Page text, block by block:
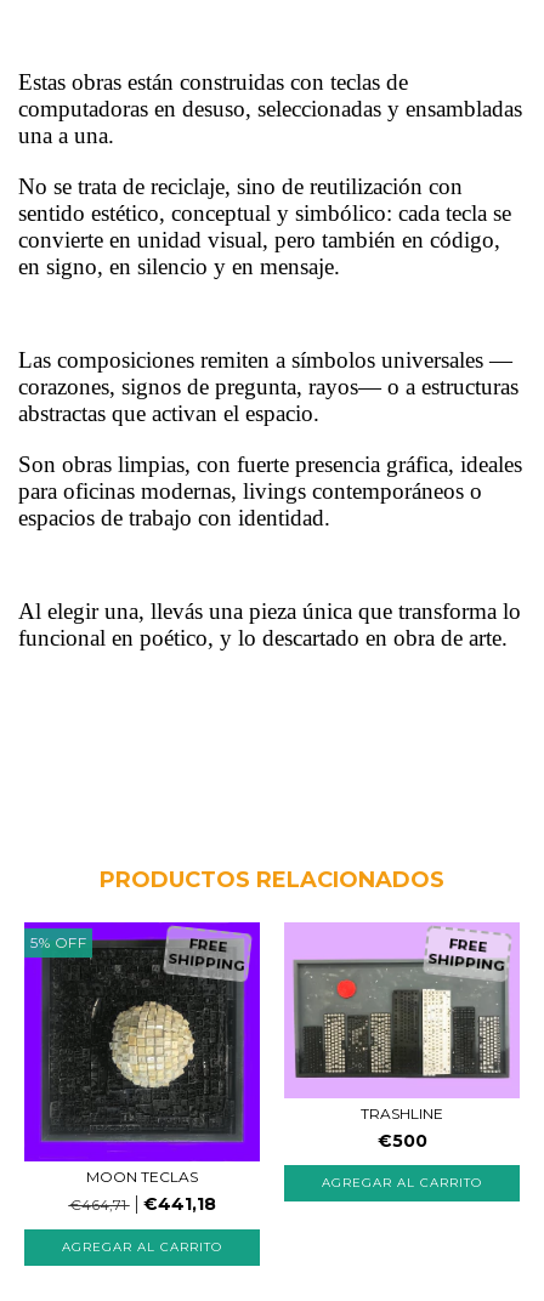
Estas obras están construidas con teclas de
computadoras en desuso, seleccionadas y ensambladas
una a una.
No se trata de reciclaje, sino de reutilización con
sentido estético, conceptual y simbólico: cada tecla se
convierte en unidad visual, pero también en código,
en signo, en silencio y en mensaje.
Las composiciones remiten a símbolos universales —
corazones, signos de pregunta, rayos— o a estructuras
abstractas que activan el espacio.
Son obras limpias, con fuerte presencia gráfica, ideales
para oficinas modernas, livings contemporáneos o
espacios de trabajo con identidad.
Al elegir una, llevás una pieza única que transforma lo
funcional en poético, y lo descartado en obra de arte.
PRODUCTOS RELACIONADOS
5% OFF FREE
SHIPPING
MOON TECLAS
€464,71
€441,18
FREE
SHIPPING
TRASHLINE
€500